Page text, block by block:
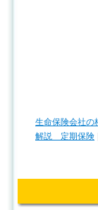
生命保険会社の
解説 定期保険